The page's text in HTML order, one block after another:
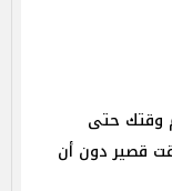
وقتك حتى
قصير دون أن